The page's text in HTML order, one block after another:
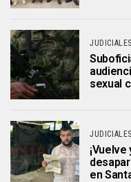
JUDICIALES
sexual
en